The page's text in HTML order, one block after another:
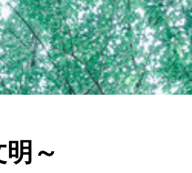
～